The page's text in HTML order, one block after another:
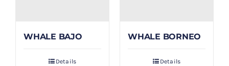
PAYMENT
WHALE BAJO
Details
WHALE BORNEO
Details